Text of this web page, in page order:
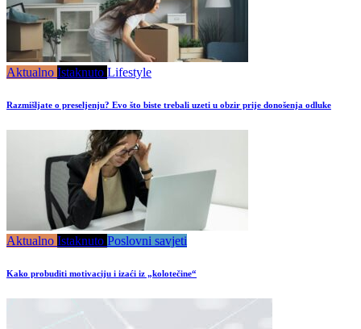
Aktualno Istaknuto Lifestyle
Razmišljate o preseljenju? Evo što biste trebali uzeti u obzir prije donošenja odluke
Aktualno Istaknuto Poslovni savjeti
Kako probuditi motivaciju i izaći iz „kolotečine“